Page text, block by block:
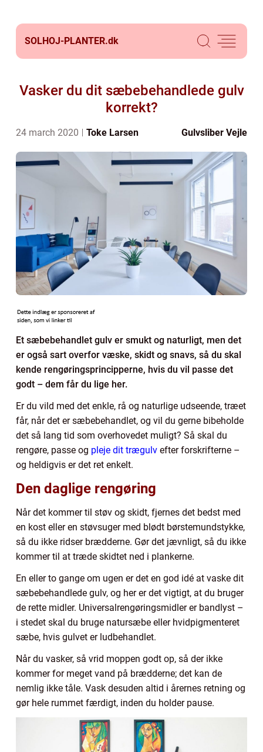
SOLHOJ-PLANTER.dk
Vasker du dit sæbebehandlede gulv
korrekt?
24 march 2020 Toke Larsen Gulvsliber Vejle
Et sæbebehandlet gulv er smukt og naturligt, men det
er også sart overfor væske, skidt og snavs, så du skal
kende rengøringsprincipperne, hvis du vil passe det
godt – dem får du lige her.
Er du vild med det enkle, rå og naturlige udseende, træet
får, når det er sæbebehandlet, og vil du gerne bibeholde
det så lang tid som overhovedet muligt? Så skal du
rengøre, passe og pleje dit trægulv efter forskrifterne –
og heldigvis er det ret enkelt.
Den daglige rengøring
Når det kommer til støv og skidt, fjernes det bedst med
en kost eller en støvsuger med blødt børstemundstykke,
så du ikke ridser brædderne. Gør det jævnligt, så du ikke
kommer til at træde skidtet ned i plankerne.
En eller to gange om ugen er det en god idé at vaske dit
sæbebehandlede gulv, og her er det vigtigt, at du bruger
de rette midler. Universalrengøringsmidler er bandlyst –
i stedet skal du bruge natursæbe eller hvidpigmenteret
sæbe, hvis gulvet er ludbehandlet.
Når du vasker, så vrid moppen godt op, så der ikke
kommer for meget vand på brædderne; det kan de
nemlig ikke tåle. Vask desuden altid i årernes retning og
gør hele rummet færdigt, inden du holder pause.